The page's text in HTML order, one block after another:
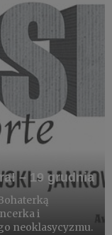
– 19 grudnia
i
neoklasycyzmu.